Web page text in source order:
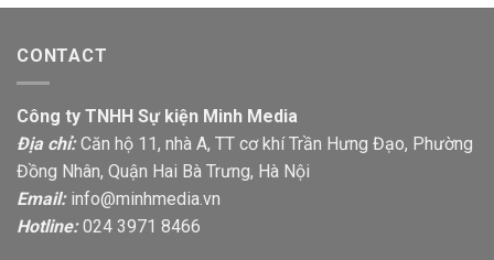
CONTACT
Công ty TNHH Sự kiện Minh Media
Địa chỉ:Căn hộ 11, nhà A, TT cơ khí Trần Hưng Đạo, Phường
Đồng Nhân, Quận Hai Bà Trưng, Hà Nội
Email: info@minhmedia.vn
Hotline:024 3971 8466